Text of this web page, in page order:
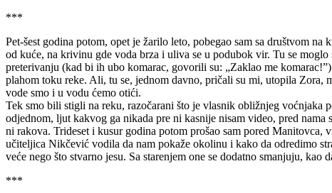
***
Pet-šest godina potom, opet je žarilo leto, pobegao sam sa društvom
od kuće, na krivinu gde voda brza i uliva se u podubok vir. Tu se
preterivanju (kad bi ih ubo komarac, govorili su: „Zaklao me
plahom toku reke. Ali, tu se, jednom davno, pričali su mi, utopila Zora,
vode smo i u vodu ćemo otići.
Tek smo bili stigli na reku, razočarani što je vlasnik obližnjeg voćnjaka
odjednom, ljut kakvog ga nikada pre ni kasnije nisam video, pred
ni rakova. Trideset i kusur godina potom prošao sam pored
učiteljica Nikčević vodila da nam pokaže okolinu i kako da odredimo
veće nego što stvarno jesu. Sa starenjem one se dodatno smanjuju,
***